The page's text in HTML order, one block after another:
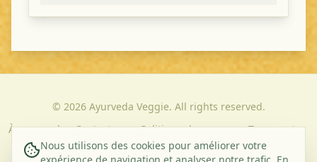
© 2026Ayurveda Veggie. All rights reserved.
À propos de
nous
Contact
Politique de
Confidentialité
Termes et
Conditions
Nous utilisons des cookies pour améliorer votre